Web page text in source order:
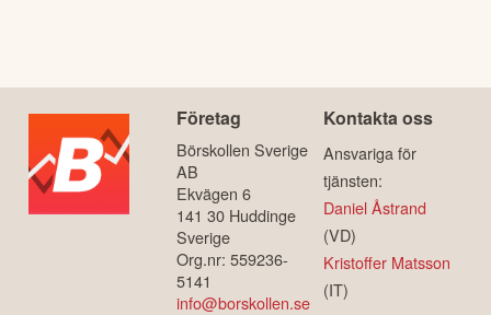
Företag
Börskollen Sverige
AB
Ekvägen 6
141 30 Huddinge
Sverige
Org.nr: 559236-
5141
info@borskollen.se
Kontakta oss
Ansvariga för
tjänsten:
Daniel Åstrand
(VD)
Kristoffer Matsson
(IT)